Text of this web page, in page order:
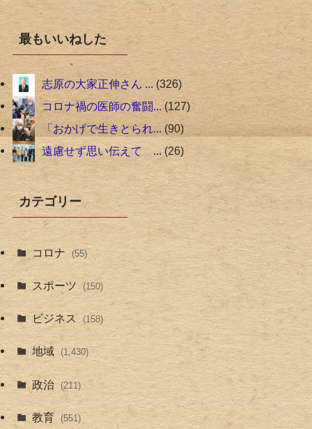
最もいいねした
志原の大家正伸さん ... 326
コロナ禍の医師の奮闘... 127
「おかげで生きとられ... 90
遠慮せず思い伝えて ... 26
カテゴリー
コロナ (55)
スポーツ (150)
ビジネス (158)
地域 (1,430)
政治 (211)
教育 (551)